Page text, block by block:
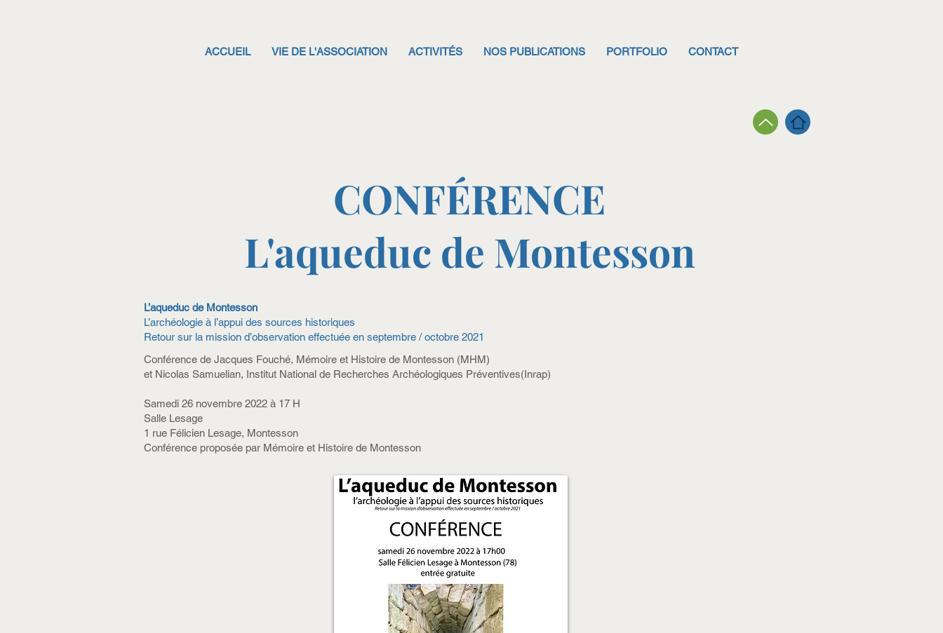
ACCUEIL VIE DE L'ASSOCIATION ACTIVITÉS NOS PUBLICATIONS PORTFOLIO CONTACT
CONFÉRENCE
L'aqueduc de Montesson
L’aqueduc de Montesson
L’archéologie à l’appui des sources historiques
Retour sur la mission d’observation effectuée en septembre / octobre 2021
Conférence de Jacques Fouché, Mémoire et Histoire de Montesson (MHM)
et Nicolas Samuelian, Institut National de Recherches Archéologiques Préventives(Inrap)
Samedi 26 novembre 2022 à 17 H
Salle Lesage
1 rue Félicien Lesage, Montesson
Conférence proposée par Mémoire et Histoire de Montesson